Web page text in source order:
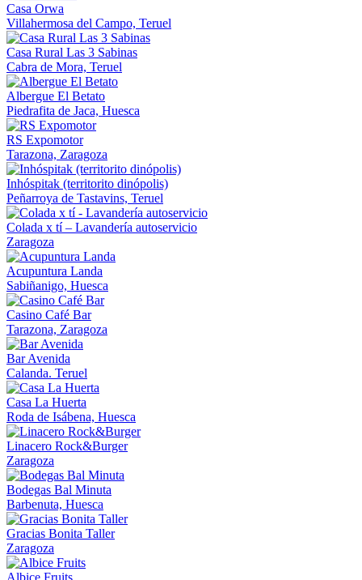
Casa Orwa
Villahermosa del Campo, Teruel
Casa Rural Las 3 Sabinas
Cabra de Mora, Teruel
Albergue El Betato
Piedrafita de Jaca, Huesca
RS Expomotor
Tarazona, Zaragoza
Inhóspitak (territorito dinópolis)
Peñarroya de Tastavins, Teruel
Colada x tí – Lavandería autoservicio
Zaragoza
Acupuntura Landa
Sabiñanigo, Huesca
Casino Café Bar
Tarazona, Zaragoza
Bar Avenida
Calanda. Teruel
Casa La Huerta
Roda de Isábena, Huesca
Linacero Rock&Burger
Zaragoza
Bodegas Bal Minuta
Barbenuta, Huesca
Gracias Bonita Taller
Zaragoza
Albice Fruits